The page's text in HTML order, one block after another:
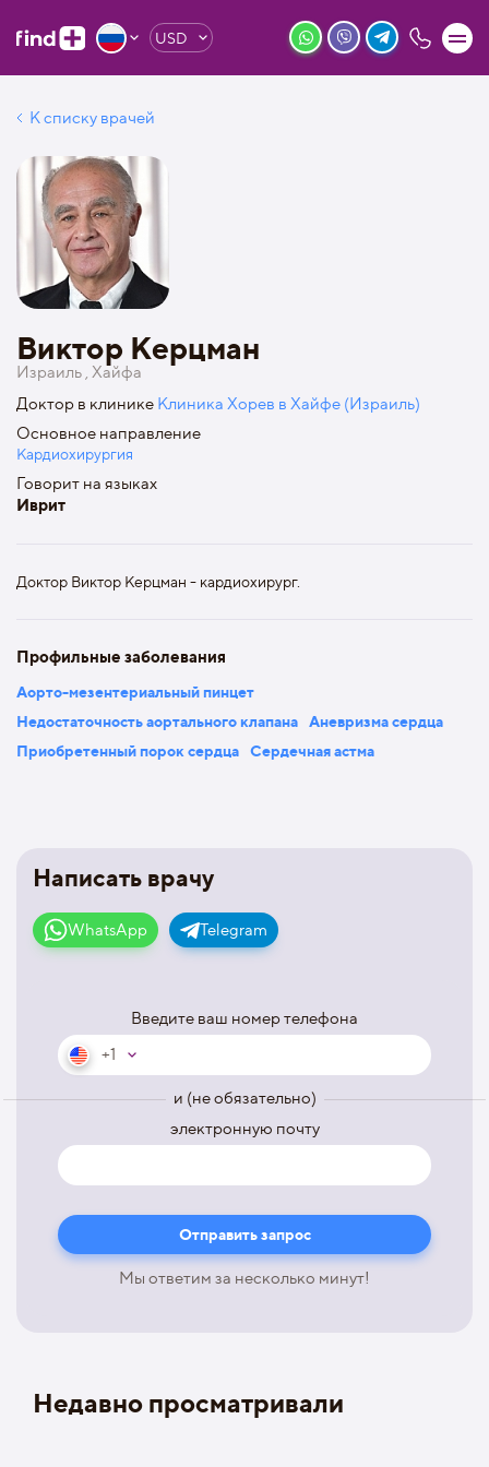
USD
К списку врачей
Написать врачу
WhatsApp Telegram
Введите ваш номер телефона
+1
и (не обязательно)
электронную почту
Мы ответим за несколько минут!
Виктор Керцман
Израиль , Хайфа
Доктор в клинике Клиника Хорев в Хайфе (Израиль)
Основное направление
Кардиохирургия
Говорит на языках
Иврит
Доктор Виктор Керцман - кардиохирург.
Профильные заболевания
Аорто-мезентериальный пинцет
Недостаточность аортального клапана Аневризма сердца
Приобретенный порок сердца Сердечная астма
Недавно просматривали